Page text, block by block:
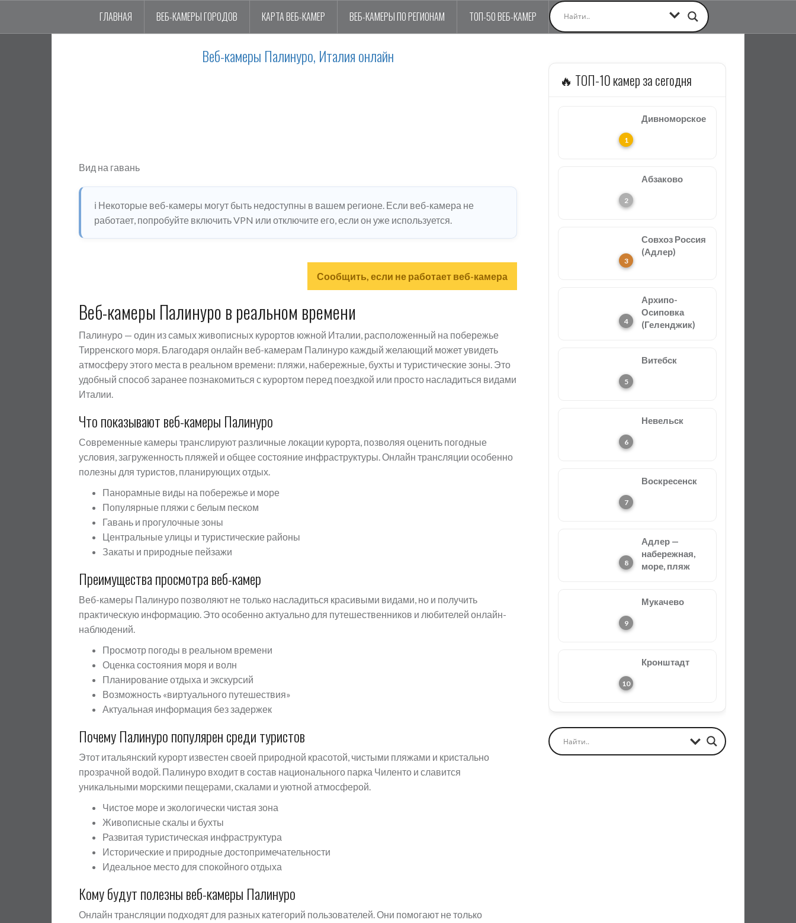
ГЛАВНАЯ ВЕБ-КАМЕРЫ ГОРОДОВ КАРТА ВЕБ-КАМЕР ВЕБ-КАМЕРЫ ПО РЕГИОНАМ ТОП-50 ВЕБ-КАМЕР
Веб-камеры Палинуро, Италия онлайн
Вид на гавань
ℹ️ Некоторые веб-камеры могут быть недоступны в вашем регионе. Если веб-камера не
работает, попробуйте включить VPN или отключите его, если он уже используется.
Сообщить, если не работает веб-камера
Веб-камеры Палинуро в реальном времени
Палинуро — один из самых живописных курортов южной Италии, расположенный на побережье
Тирренского моря. Благодаря онлайн веб-камерам Палинуро каждый желающий может увидеть
атмосферу этого места в реальном времени: пляжи, набережные, бухты и туристические зоны. Это
удобный способ заранее познакомиться с курортом перед поездкой или просто насладиться видами
Италии.
Что показывают веб-камеры Палинуро
Современные камеры транслируют различные локации курорта, позволяя оценить погодные
условия, загруженность пляжей и общее состояние инфраструктуры. Онлайн трансляции особенно
полезны для туристов, планирующих отдых.
Панорамные виды на побережье и море
Популярные пляжи с белым песком
Гавань и прогулочные зоны
Центральные улицы и туристические районы
Закаты и природные пейзажи
Преимущества просмотра веб-камер
Веб-камеры Палинуро позволяют не только насладиться красивыми видами, но и получить
практическую информацию. Это особенно актуально для путешественников и любителей онлайн-
наблюдений.
Просмотр погоды в реальном времени
Оценка состояния моря и волн
Планирование отдыха и экскурсий
Возможность «виртуального путешествия»
Актуальная информация без задержек
Почему Палинуро популярен среди туристов
Этот итальянский курорт известен своей природной красотой, чистыми пляжами и кристально
прозрачной водой. Палинуро входит в состав национального парка Чиленто и славится
уникальными морскими пещерами, скалами и уютной атмосферой.
Чистое море и экологически чистая зона
Живописные скалы и бухты
Развитая туристическая инфраструктура
Исторические и природные достопримечательности
Идеальное место для спокойного отдыха
Кому будут полезны веб-камеры Палинуро
Онлайн трансляции подходят для разных категорий пользователей. Они помогают не только
🔥 ТОП-10 камер за сегодня
Дивноморское
Абзаково
Совхоз Россия
(Адлер)
Архипо-
Осиповка
(Геленджик)
Витебск
Невельск
Воскресенск
Адлер —
набережная,
море, пляж
Мукачево
Кронштадт